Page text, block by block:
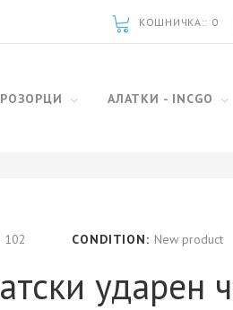
КОШНИЧКА:: 0
АЛАТКИ - INCGO
102 CONDITION: New product
ударен